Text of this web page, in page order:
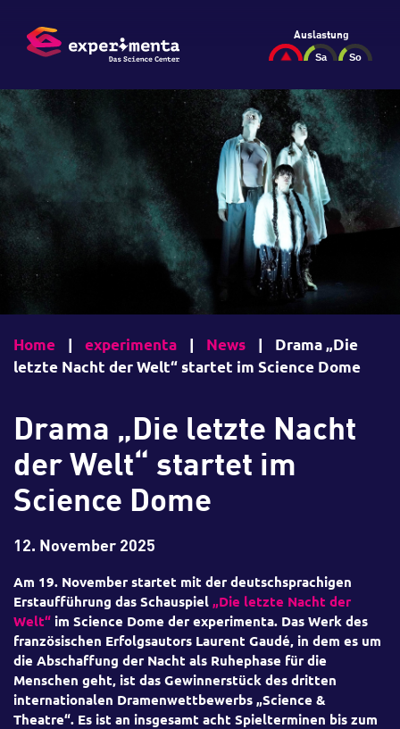
Auslastung
Home | experimenta | News |
Drama „Die
letzte Nacht der Welt“ startet im Science Dome
Drama „Die letzte Nacht
der Welt“ startet im
Science Dome
12. November 2025
Am 19. November startet mit der deutschsprachigen
Erstaufführung das Schauspiel „Die letzte Nacht der
Welt“ im Science Dome der experimenta. Das Werk des
französischen Erfolgsautors Laurent Gaudé, in dem es um
die Abschaffung der Nacht als Ruhephase für die
Menschen geht, ist das Gewinnerstück des dritten
internationalen Dramenwettbewerbs „Science &
Theatre“. Es ist an insgesamt acht Spielterminen bis zum